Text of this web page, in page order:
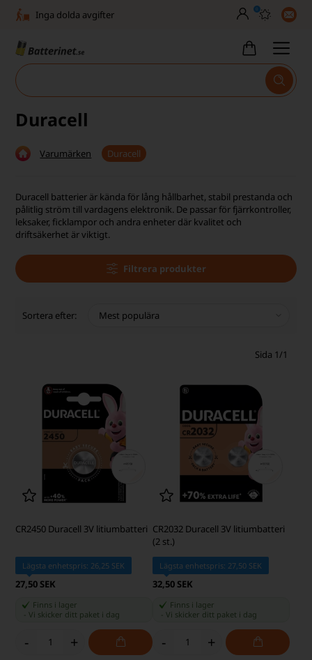
Inga dolda avgifter
Fasta låga priser
Bra Trustscore
Billig leverans från 49,-
Snabb leverans - 1-3 dagar
Fasta låga priser
Bra Trustscore
0
Duracell
Varumärken Duracell
Duracell batterier är kända för lång hållbarhet, stabil prestanda och
pålitlig ström till vardagens elektronik. De passar för fjärrkontroller,
leksaker, ficklampor och andra enheter där kvalitet och
driftsäkerhet är viktigt.
Filtrera produkter
Sortera efter:
Sida 1/1
CR2450 Duracell 3V litiumbatteri
Lägsta enhetspris: 26,25 SEK
27,50 SEK
Finns i lager
-Vi skicker ditt paket i dag
- +
CR2032 Duracell 3V litiumbatteri
(2 st.)
Lägsta enhetspris: 27,50 SEK
32,50 SEK
Finns i lager
Vi skicker ditt paket i dag
- +